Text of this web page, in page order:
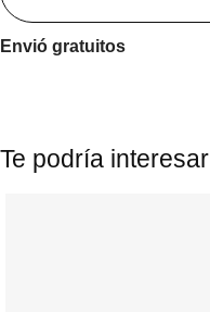
Envió gratuitos
Te podría interesar